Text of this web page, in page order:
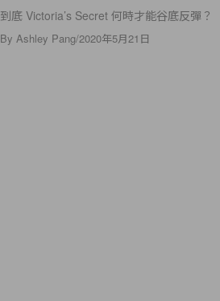
到底 Victoria’s Secret 何時才能谷底反彈？
By Ashley Pang/2020年5月21日